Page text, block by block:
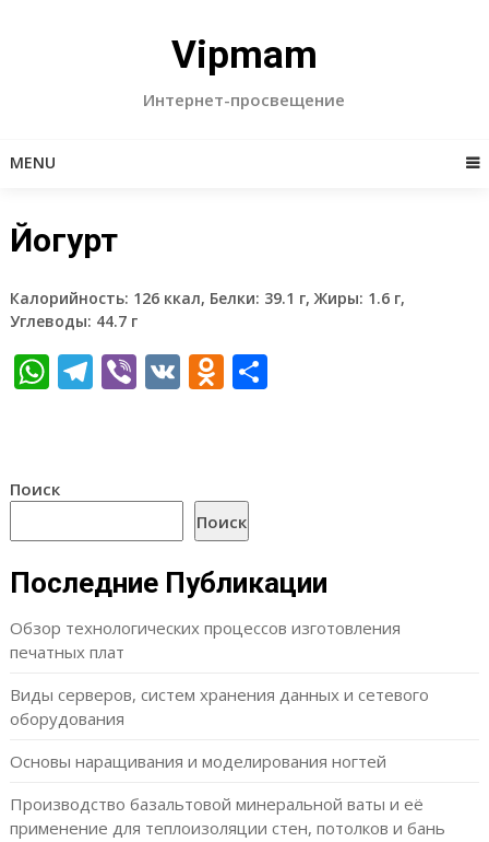
Vipmam
Интернет-просвещение
MENU
Йогурт
Калорийность: 126 ккал, Белки: 39.1 г, Жиры: 1.6 г,
Углеводы: 44.7 г
WhatsApp
Telegram
Viber
VKOdnoklassniki
Отправить
Поиск
Поиск
Последние Публикации
Обзор технологических процессов изготовления
печатных плат
Виды серверов, систем хранения данных и сетевого
оборудования
Основы наращивания и моделирования ногтей
Производство базальтовой минеральной ваты и её
применение для теплоизоляции стен, потолков и бань